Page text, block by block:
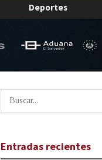
Deportes
Entradas recientes